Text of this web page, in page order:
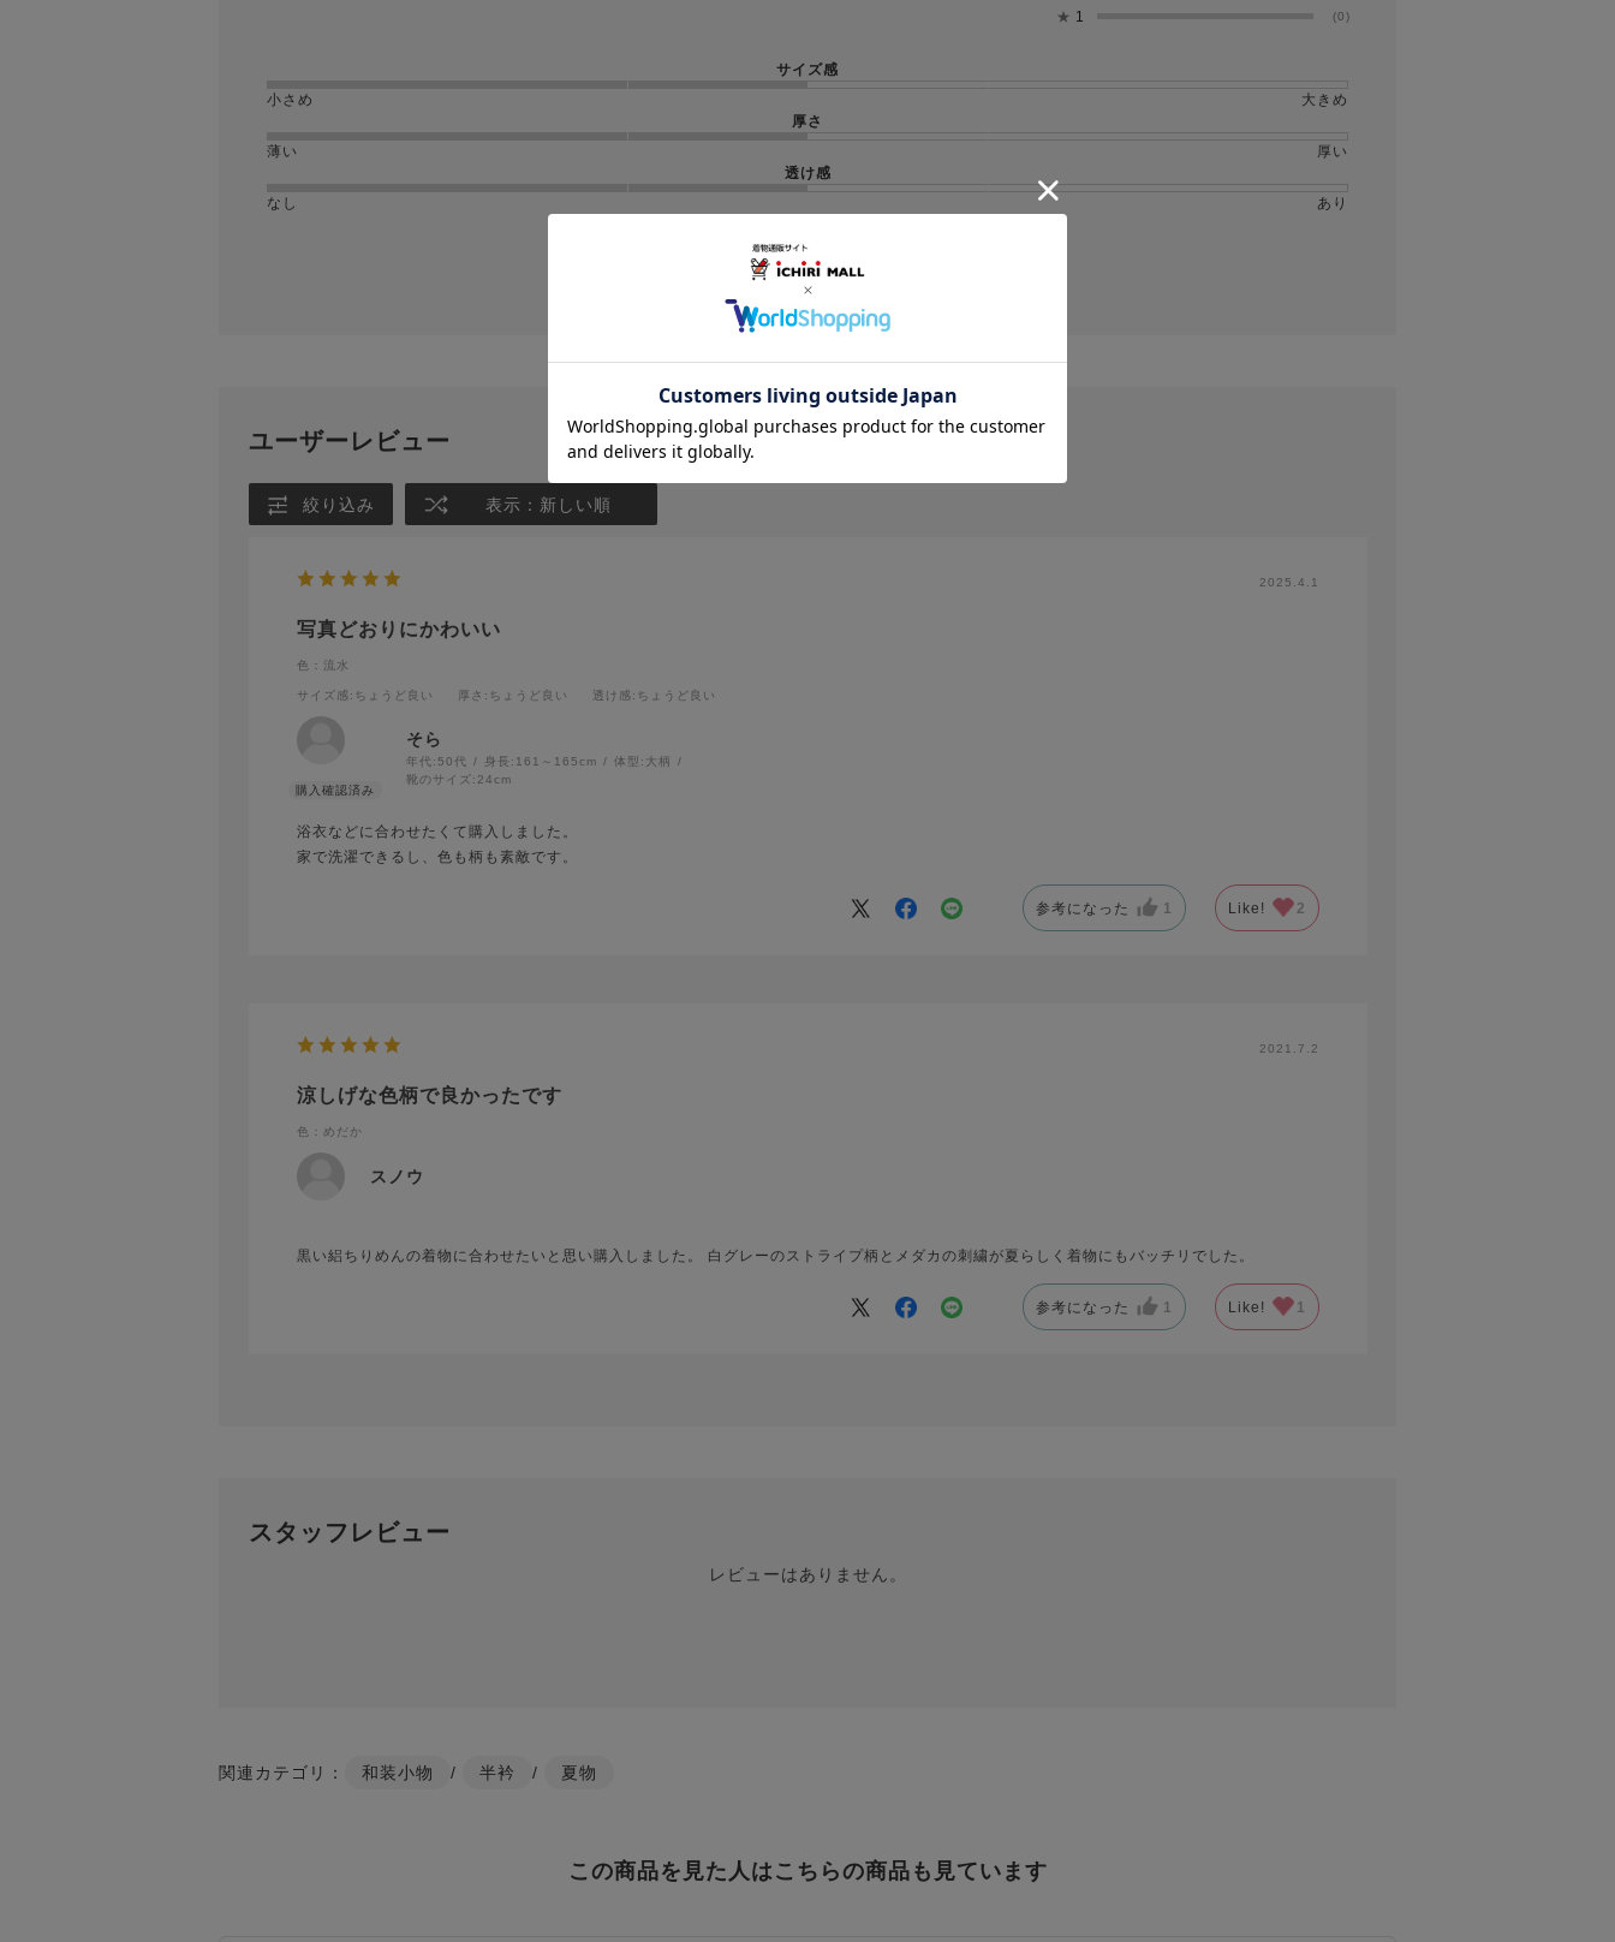
★ 1 (0)
サイズ感
小さめ
大きめ
厚さ
薄い
厚い
透け感
なし
あり
投稿画像はありません。
ユーザーレビュー
絞り込み 表示：新しい順
2025.4.1
写真どおりにかわいい
色：流水
サイズ感:ちょうど良い 厚さ :ちょうど良い 透け感:ちょうど良い
そら
年代: 50代 身長: 161～165cm 体型: 大柄
靴のサイズ: 24cm
浴衣などに合わせたくて購入しました。
家で洗濯できるし、色も柄も素敵です。
参考になった 1 Like! 2
2021.7.2
涼しげな色柄で良かったです
色：めだか
スノウ
黒い絽ちりめんの着物に合わせたいと思い購入しました。 白グレーのストライプ柄とメダカの刺繍が夏らしく着物にもバッチリでした。
参考になった 1 Like! 1
スタッフレビュー
レビューはありません。
関連カテゴリ： 和装小物 / 半衿 / 夏物
この商品を見た人はこちらの商品も見ています